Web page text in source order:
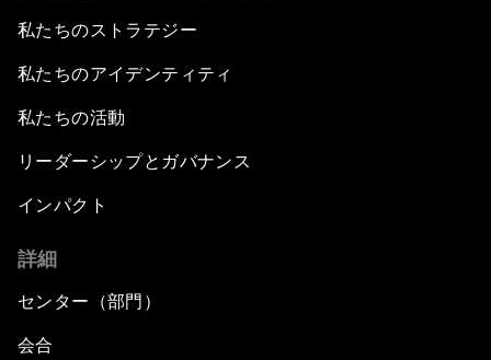
私たちのストラテジー
私たちのアイデンティティ
私たちの活動
リーダーシップとガバナンス
インパクト
詳細
センター（部門）
会合